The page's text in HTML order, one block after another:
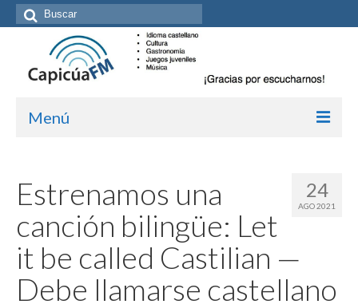
Buscar
por:
Menú
Kit de medios
Cómo suscribirte
Más de Allan Tépper
Boletines
24
AGO 2021
Estrenamos una
canción bilingüe: Let
it be called Castilian —
Debe llamarse castellano